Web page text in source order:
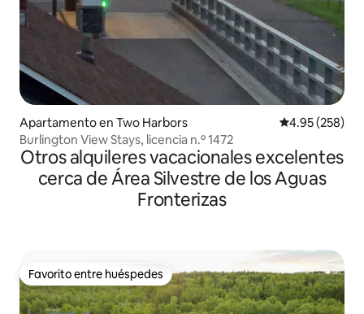
Apartamento en Two Harbors Calificación
4.95 (258)
Burlington View Stays, licencia n.º 1472
Otros alquileres vacacionales excelentes
cerca de Área Silvestre de los Aguas
Fronterizas
Favorito entre huéspedes
Favorito entre huéspedes